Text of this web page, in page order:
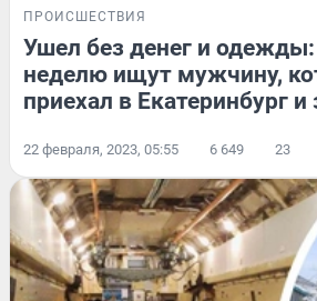
ПРОИСШЕСТВИЯ
Ушел без денег и
неделю ищут мужчину,
приехал в Екатеринбург и
22 февраля, 2023, 05:55 6 649 23